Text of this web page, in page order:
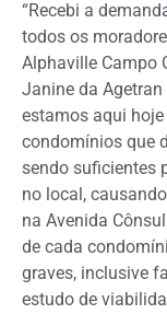
“Recebi a
todos os
Alphaville Campo
Janine da
estamos aqui
condomínios que
sendo suficientes
no local,
na Avenida
de cada
graves, inclusive
estudo de